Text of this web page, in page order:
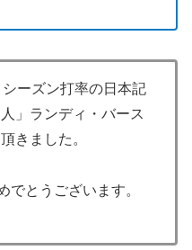
ーズン打率の日本記
」ランディ・バース
きました。
でとうございます。